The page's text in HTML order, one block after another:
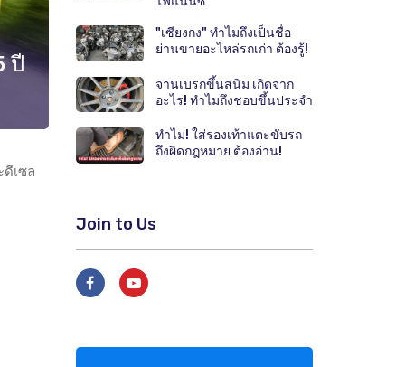
ปี
เซล
"เซียงกง" ทำไมถึงเป็นชื่อ
ย่านขายอะไหล่รถเก่า ต้องรู้!
จานเบรกขึ้นสนิม เกิดจาก
อะไร! ทำไมถึงชอบขึ้นประจำ
ทำไม! ใส่รองเท้าแตะขับรถ
ถึงผิดกฎหมาย ต้องอ่าน!
Join to Us